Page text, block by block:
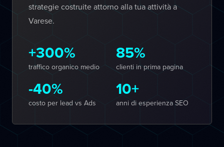
strategie costruite attorno alla tua attività a
Varese.
+300%
traffico organico medio
85%
clienti in prima pagina
-40%
costo per lead vs Ads
10+
anni di esperienza SEO